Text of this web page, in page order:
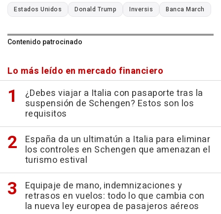
Estados Unidos Donald Trump Inversis Banca March
Contenido patrocinado
Lo más leído en mercado financiero
¿Debes viajar a Italia con pasaporte tras la
suspensión de Schengen? Estos son los
requisitos
España da un ultimatún a Italia para eliminar
los controles en Schengen que amenazan el
turismo estival
Equipaje de mano, indemnizaciones y
retrasos en vuelos: todo lo que cambia con
la nueva ley europea de pasajeros aéreos